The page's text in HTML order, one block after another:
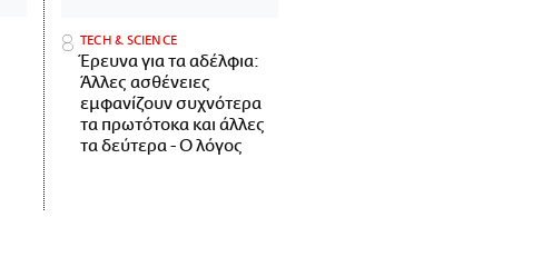
ΤECH & SCIENCE
Έρευνα για τα αδέλφια:
Άλλες ασθένειες
εμφανίζουν συχνότερα
τα πρωτότοκα και άλλες
τα δεύτερα - Ο λόγος